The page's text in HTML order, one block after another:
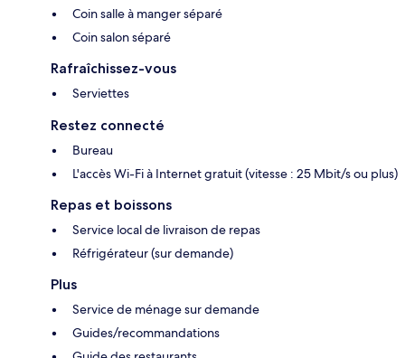
Coin salle à manger séparé
Coin salon séparé
Rafraîchissez-vous
Serviettes
Restez connecté
Bureau
L'accès Wi-Fi à Internet gratuit (vitesse : 25 Mbit/s ou plus)
Repas et boissons
Service local de livraison de repas
Réfrigérateur (sur demande)
Plus
Service de ménage sur demande
Guides/recommandations